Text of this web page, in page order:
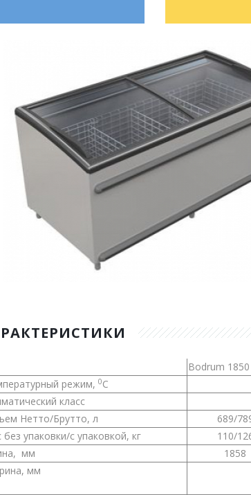
Bodrum 1850
режим, 0С
класс
Нетто/Брутто, л
689/
без упаковки/с упаковкой, кг
110/
мм
1858
мм